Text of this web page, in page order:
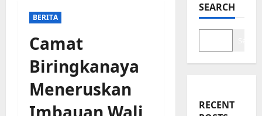
BERITA
Camat
Biringkanaya
Meneruskan
SEARCH
RECENT